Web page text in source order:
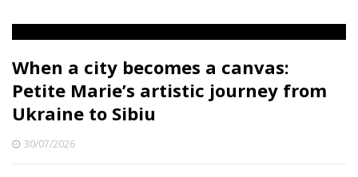
When a city becomes a canvas:
Petite Marie’s artistic journey from
Ukraine to Sibiu
30/07/2026